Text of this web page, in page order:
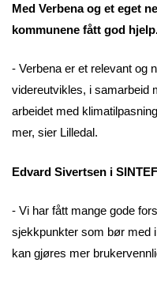
Med Verbena og et eget
kommunene fått god
- Verbena er et relevant og
videreutvikles, i samarbeid
arbeidet med
mer, sier Lilledal.
Edvard Sivertsen i
- Vi har fått mange gode
sjekkpunkter som bør med
kan gjøres mer